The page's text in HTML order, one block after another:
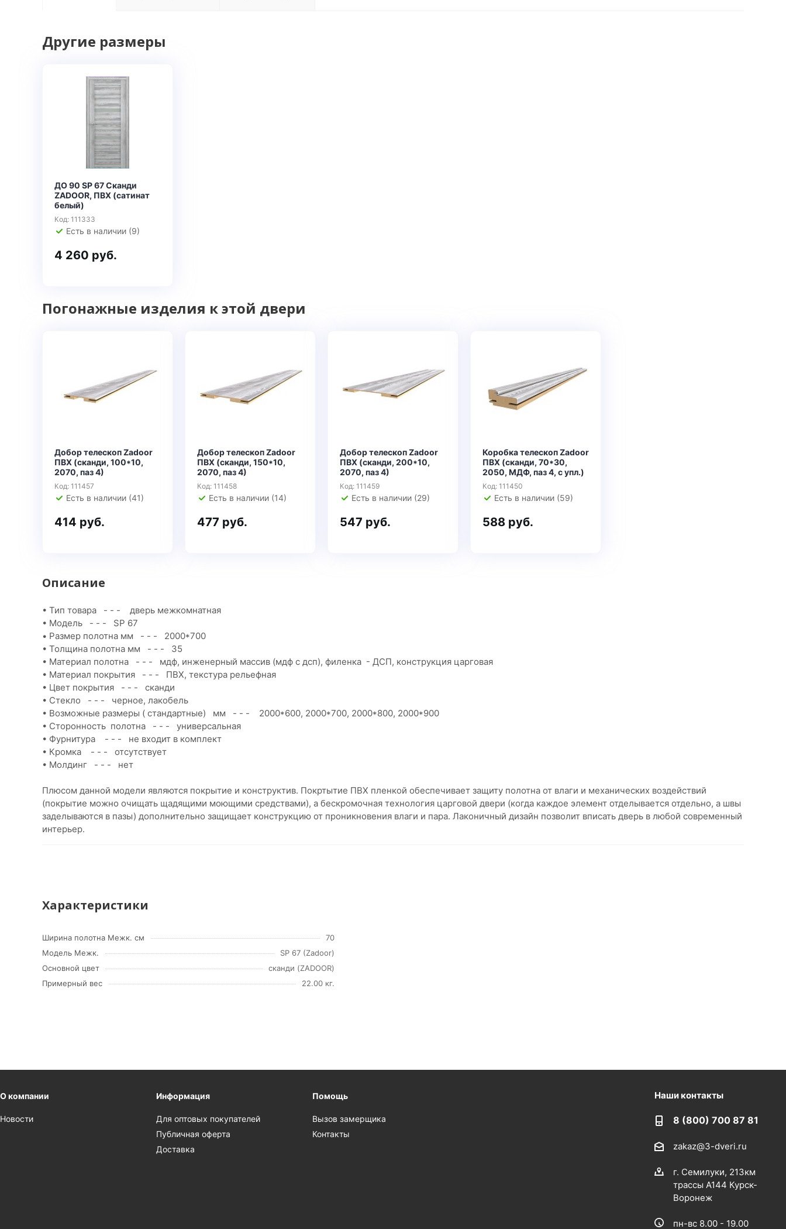
Другие размеры
ДО 90 SP 67 Сканди
ZADOOR, ПВХ (сатинат
белый)
Код: 111333
Есть в наличии (9)
4 260 руб.
Погонажные изделия к этой двери
Добор телескоп Zadoor
ПВХ (сканди, 100*10,
2070, паз 4)
Код: 111457
Есть в наличии (41)
414 руб.
Добор телескоп Zadoor
ПВХ (сканди, 150*10,
2070, паз 4)
Код: 111458
Есть в наличии (14)
477 руб.
Добор телескоп Zadoor
ПВХ (сканди, 200*10,
2070, паз 4)
Код: 111459
Есть в наличии (29)
547 руб.
Коробка телескоп Zadoor
ПВХ (сканди, 70*30,
2050, МДФ, паз 4, с упл.)
Код: 111450
Есть в наличии (59)
588 руб.
Описание
• Тип товара - - - дверь межкомнатная
• Модель - - - SP 67
• Размер полотна мм - - - 2000*700
• Толщина полотна мм - - - 35
• Материал полотна - - - мдф, инженерный массив (мдф с дсп), филенка - ДСП, конструкция царговая
• Материал покрытия - - - ПВХ, текстура рельефная
• Цвет покрытия - - - сканди
• Стекло - - - черное, лакобель
• Возможные размеры ( стандартные) мм - - - 2000*600, 2000*700, 2000*800, 2000*900
• Сторонность полотна - - - универсальная
• Фурнитура - - - не входит в комплект
• Кромка - - - отсутствует
• Молдинг - - - нет
Плюсом данной модели являются покрытие и конструктив. Покртытие ПВХ пленкой обеспечивает защиту полотна от влаги и механических воздействий
(покрытие можно очищать щадящими моющими средствами), а бескромочная технология царговой двери (когда каждое элемент отделывается отдельно, а швы
заделываются в пазы) дополнительно защищает конструкцию от проникновения влаги и пара. Лаконичный дизайн позволит вписать дверь в любой современный
интерьер.
Характеристики
Ширина полотна Межк. см
70
Модель Межк.
SP 67 (Zadoor)
Основной цвет
сканди (ZADOOR)
Примерный вес
22.00 кг.
О компании
Новости
Информация
Для оптовых покупателей
Публичная оферта
Доставка
Помощь
Вызов замерщика
Контакты
Наши контакты
8 (800) 700 87 81
zakaz@3-dveri.ru
г. Семилуки, 213км
трассы А144 Курск-
Воронеж
пн-вс 8.00 - 19.00